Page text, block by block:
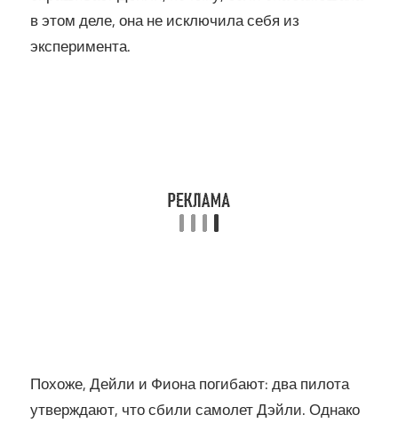
в этом деле, она не исключила себя из
эксперимента.
Похоже, Дейли и Фиона погибают: два пилота
утверждают, что сбили самолет Дэйли. Однако